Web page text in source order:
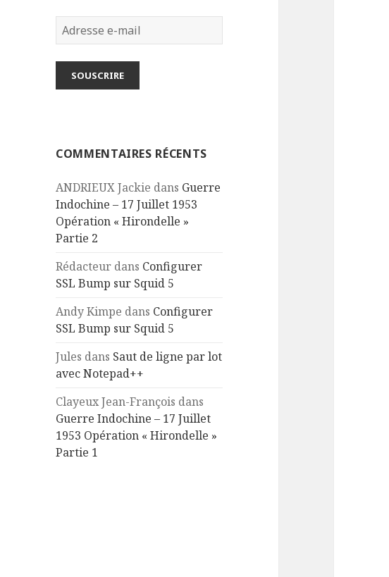
Adresse
e-
mail
SOUSCRIRE
COMMENTAIRES RÉCENTS
ANDRIEUX Jackie dans Guerre
Indochine – 17 Juillet 1953
Opération « Hirondelle »
Partie 2
Rédacteur dans Configurer
SSL Bump sur Squid 5
Andy Kimpe dans Configurer
SSL Bump sur Squid 5
Jules dans Saut de ligne par lot
avec Notepad++
Clayeux Jean-François dans
Guerre Indochine – 17 Juillet
1953 Opération « Hirondelle »
Partie 1